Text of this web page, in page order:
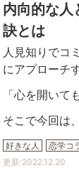
内向的な人
訣とは
人見知りでコ
にアプローチ
「心を開い
そこで今回は
好きな人 恋学コ
更新:2022.12.20